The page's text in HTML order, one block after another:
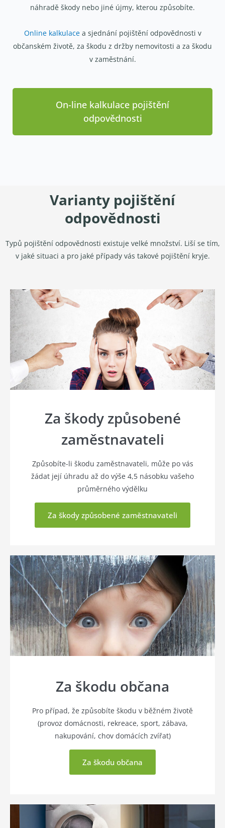
náhradě škody nebo jiné újmy, kterou způsobíte.
Online kalkulacea sjednání pojištění odpovědnosti v
občanském životě, za škodu z držby nemovitosti a za škodu
v zaměstnání.
On-line kalkulace pojištění
odpovědnosti
Varianty pojištění
odpovědnosti
Typů pojištění odpovědnosti existuje velké množství. Liší se tím,
v jaké situaci a pro jaké případy vás takové pojištění kryje.
Za škody způsobené
zaměstnavateli
Způsobíte-li škodu zaměstnavateli, může po vás
žádat její úhradu až do výše 4,5 násobku vašeho
průměrného výdělku
Za škody způsobené zaměstnavateli
Za škodu občana
Pro případ, že způsobíte škodu v běžném životě
(provoz domácnosti, rekreace, sport, zábava,
nakupování, chov domácích zvířat)
Za škodu občana